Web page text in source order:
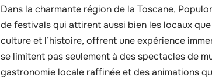
Dans la charmante région de la Toscane,
de festivals qui attirent aussi bien les locaux
culture et l’histoire, offrent une expérience
se limitent pas seulement à des spectacles de
gastronomie locale raffinée et des animations